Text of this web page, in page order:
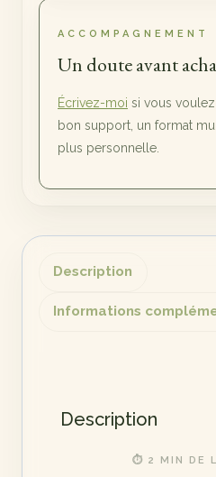
ACCOMPAGNEMENT
Un doute avant
Écrivez-moi si vous
bon support, un format
plus personnelle.
Description
Informations
Description
⏱ 2 MIN DE